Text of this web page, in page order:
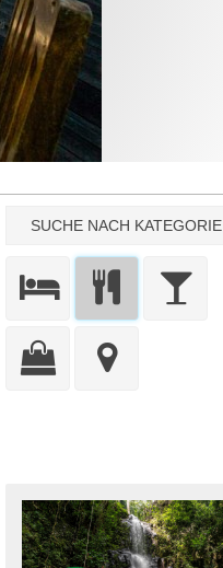
SUCHE NACH KATEGORIE